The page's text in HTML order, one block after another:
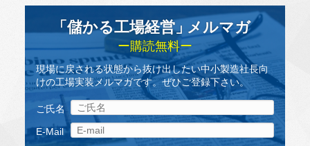
「儲かる工場経営」 メルマガ
ー購読無料ー
現場に戻される状態から抜け出したい中小製造社長向
けの工場実装メルマガです。ぜひご登録下さい。
ご氏名
E-Mail